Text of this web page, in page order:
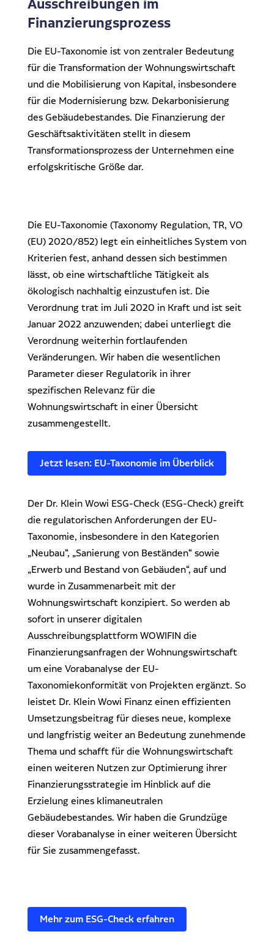
Ansprechpartner
Regionale Experten
Kontakt aufnehmen
Pressekontakt
Redaktionelle Anfragen
Dr. Klein Wowi Business Lunch
WOWIPORT: Einfach zu lernen, einfach zu bedienen
Alle Veranstaltungen anzeigen
Finanzierungsprozess
Die EU-Taxonomie ist von zentraler Bedeutung
für die Transformation der Wohnungswirtschaft
und die Mobilisierung von Kapital, insbesondere
für die Modernisierung bzw. Dekarbonisierung
des Gebäudebestandes. Die Finanzierung der
Geschäftsaktivitäten stellt in diesem
Transformationsprozess der Unternehmen eine
erfolgskritische Größe dar.
Die EU-Taxonomie (Taxonomy Regulation, TR, VO
(EU) 2020/852) legt ein einheitliches System von
Kriterien fest, anhand dessen sich bestimmen
lässt, ob eine wirtschaftliche Tätigkeit als
ökologisch nachhaltig einzustufen ist. Die
Verordnung trat im Juli 2020 in Kraft und ist seit
Januar 2022 anzuwenden; dabei unterliegt die
Verordnung weiterhin fortlaufenden
Veränderungen. Wir haben die wesentlichen
Parameter dieser Regulatorik in ihrer
spezifischen Relevanz für die
Wohnungswirtschaft in einer Übersicht
zusammengestellt.
Jetzt lesen: EU-Taxonomie im Überblick
Der Dr. Klein Wowi ESG-Check (ESG-Check) greift
die regulatorischen Anforderungen der EU-
Taxonomie, insbesondere in den Kategorien
„Neubau“, „Sanierung von Beständen“ sowie
„Erwerb und Bestand von Gebäuden“, auf und
wurde in Zusammenarbeit mit der
Wohnungswirtschaft konzipiert. So werden ab
sofort in unserer digitalen
Ausschreibungsplattform WOWIFIN die
Finanzierungsanfragen der Wohnungswirtschaft
um eine Vorabanalyse der EU-
Taxonomiekonformität von Projekten ergänzt. So
leistet Dr. Klein Wowi Finanz einen effizienten
Umsetzungsbeitrag für dieses neue, komplexe
und langfristig weiter an Bedeutung zunehmende
Thema und schafft für die Wohnungswirtschaft
einen weiteren Nutzen zur Optimierung ihrer
Finanzierungsstrategie im Hinblick auf die
Erzielung eines klimaneutralen
Gebäudebestandes. Wir haben die Grundzüge
dieser Vorabanalyse in einer weiteren Übersicht
für Sie zusammengefasst.
Mehr zum ESG-Check erfahren